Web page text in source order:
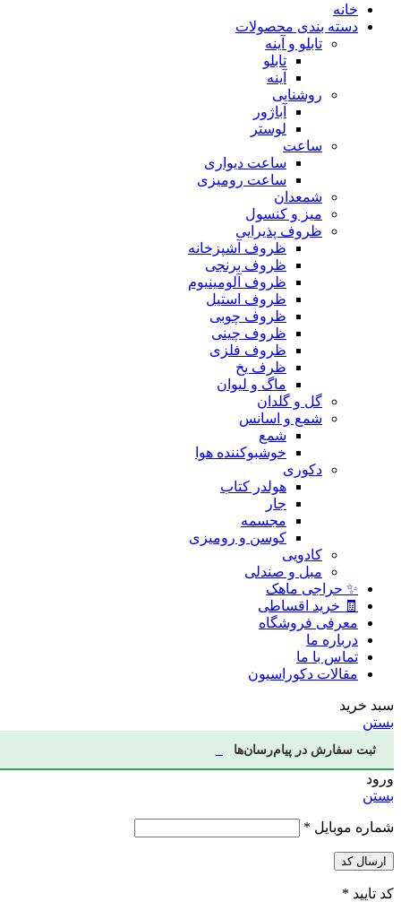
خانه
دسته بندی محصولات
تابلو و آینه
تابلو
آینه
روشنایی
آباژور
لوستر
ساعت
ساعت دیواری
ساعت رومیزی
شمعدان
میز و کنسول
ظروف پذیرایی
ظروف آشپزخانه
ظروف برنجی
ظروف آلومینیوم
ظروف استیل
ظروف چوبی
ظروف چینی
ظروف فلزی
ظرف یخ
ماگ و لیوان
گل و گلدان
شمع و اسانس
شمع
خوشبوکننده هوا
دکوری
هولدر کتاب
جار
مجسمه
کوسن و رومیزی
کادویی
مبل و صندلی
✨ حراجی ماهک
🧾 خرید اقساطی
معرفی فروشگاه
درباره ما
تماس با ما
مقالات دکوراسیون
سبد خرید
بستن
ثبت سفارش در پیام‌رسان‌ها
ورود
بستن
شماره موبایل *
ارسال کد
کد تایید *